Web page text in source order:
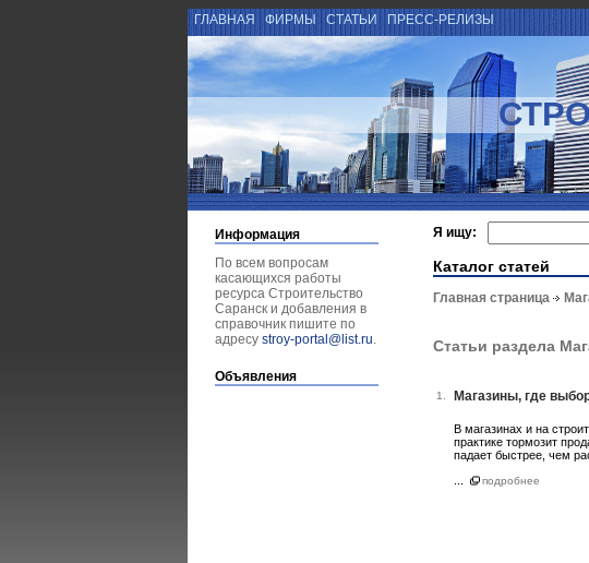
ГЛАВНАЯ ФИРМЫ СТАТЬИ ПРЕСС-РЕЛИЗЫ
Информация
По всем вопросам
касающихся работы
ресурса Строительство
Саранск и добавления в
справочник пишите по
адресу stroy-portal@list.ru.
Объявления
Я ищу:
Каталог статей
Главная страница
Статьи раздела
1. Магазины, где
В магазинах и на
практике тормозит
падает быстрее, чем
подробнее